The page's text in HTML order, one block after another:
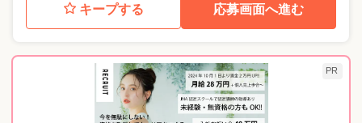
キープする 応募画面へ進む
PR